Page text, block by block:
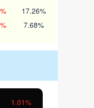
17.26%
7.68%
1.01%